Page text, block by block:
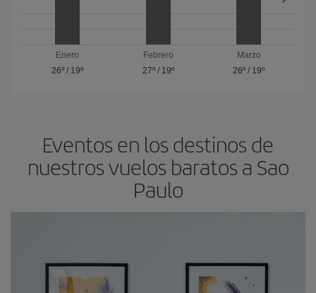
Enero
26º/ 19º
Febrero
27º/ 19º
Marzo
26º / 19º
Eventos en los destinos de
nuestros vuelos baratos a Sao
Paulo